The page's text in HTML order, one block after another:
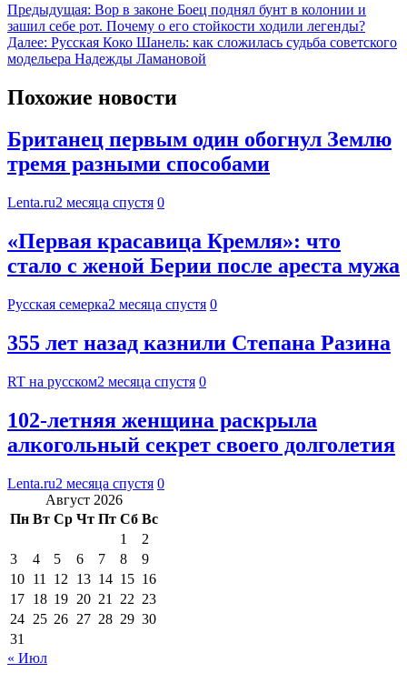
Предыдущая: Вор в законе Боец поднял бунт в колонии и
зашил себе рот. Почему о его стойкости ходили легенды?
Далее: Русская Коко Шанель: как сложилась судьба советского
модельера Надежды Ламановой
Похожие новости
Британец первым один обогнул Землю
тремя разными способами
Lenta.ru2 месяца спустя 0
«Первая красавица Кремля»: что
стало с женой Берии после ареста мужа
Русская семерка2 месяца спустя 0
355 лет назад казнили Степана Разина
RT на русском2 месяца спустя 0
102-летняя женщина раскрыла
алкогольный секрет своего долголетия
Lenta.ru2 месяца спустя 0
Август 2026
Пн Вт Ср Чт Пт Сб Вс
1
2
3
4 5 6 7 8
9
10 11 12 13 14 15 16
17 18 19 20 21 22 23
24 25 26 27 28 29 30
31
« Июл